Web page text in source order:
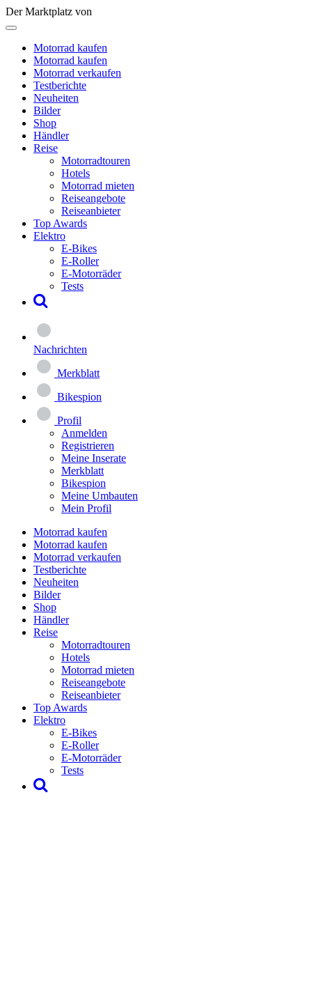
Der Marktplatz von
Motorrad kaufen
Motorrad kaufen
Motorrad verkaufen
Testberichte
Neuheiten
Bilder
Shop
Händler
Reise
Motorradtouren
Hotels
Motorrad mieten
Reiseangebote
Reiseanbieter
Top Awards
Elektro
E-Bikes
E-Roller
E-Motorräder
Tests
Nachrichten
Merkblatt
Bikespion
Profil
Anmelden
Registrieren
Meine Inserate
Merkblatt
Bikespion
Meine Umbauten
Mein Profil
Motorrad kaufen
Motorrad kaufen
Motorrad verkaufen
Testberichte
Neuheiten
Bilder
Shop
Händler
Reise
Motorradtouren
Hotels
Motorrad mieten
Reiseangebote
Reiseanbieter
Top Awards
Elektro
E-Bikes
E-Roller
E-Motorräder
Tests